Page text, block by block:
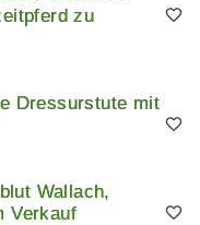
zu
Dressurstute mit
Wallach,
Verkauf